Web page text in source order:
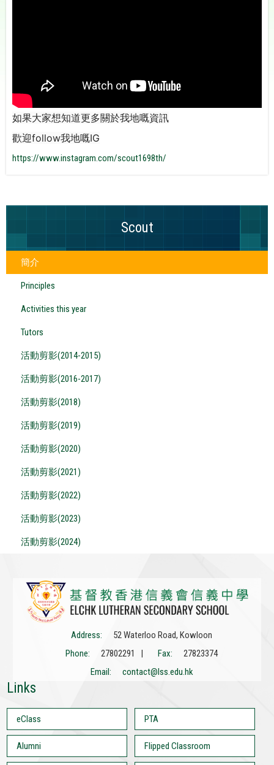
如果大家想知道更多關於我地嘅資訊
歡迎follow我地嘅IG
https://www.instagram.com/scout1698th/
Scout
簡介
Principles
Activities this year
Tutors
活動剪影(2014-2015)
活動剪影(2016-2017)
活動剪影(2018)
活動剪影(2019)
活動剪影(2020)
活動剪影(2021)
活動剪影(2022)
活動剪影(2023)
活動剪影(2024)
Address:
52 Waterloo Road, Kowloon
Phone:
27802291 | Fax:
27823374
Email:
contact@lss.edu.hk
Links
eClass PTA
Alumni Flipped Classroom